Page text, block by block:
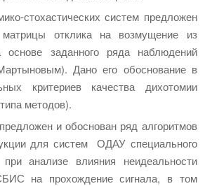
стохастических систем предложен
отклика на возмущение из
основе заданного ряда наблюдений
Дано его обоснование в
критериев качества дихотомии
методов).
и обоснован ряд алгоритмов
для систем ОДАУ специального
анализе влияния неидеальности
на прохождение сигнала, в том